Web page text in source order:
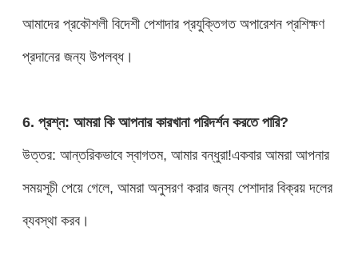
আমাদের প্রকৌশলী বিদেশী পেশাদার প্রযুক্তিগত অপারেশন প্রশিক্ষণ
প্রদানের জন্য উপলব্ধ।
6. প্রশ্ন: আমরা কি আপনার কারখানা পরিদর্শন করতে পারি?
উত্তর: আন্তরিকভাবে স্বাগতম, আমার বন্ধুরা!একবার আমরা আপনার
সময়সূচী পেয়ে গেলে, আমরা অনুসরণ করার জন্য পেশাদার বিক্রয় দলের
ব্যবস্থা করব।